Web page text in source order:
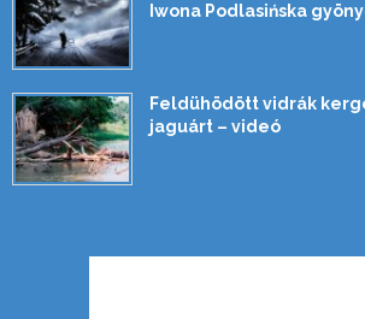
Iwona Podlasińska
Feldühödött vidrák
jaguárt – videó